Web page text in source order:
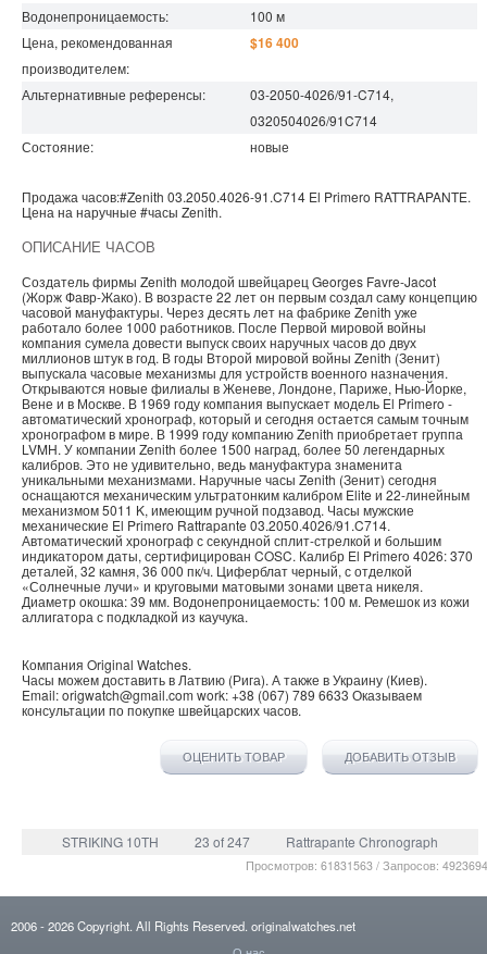
Водонепроницаемость: 100 м
Цена, рекомендованная
производителем:
$16 400
Альтернативные референсы:
03-2050-4026/91-C714,
0320504026/91C714
Состояние:
новые
Продажа часов:#Zenith 03.2050.4026-91.C714 El Primero RATTRAPANTE.
Цена на наручные #часы Zenith.
ОПИСАНИЕ ЧАСОВ
Создатель фирмы Zenith молодой швейцарец Georges Favre-Jacot
(Жорж Фавр-Жако). В возрасте 22 лет он первым создал саму концепцию
часовой мануфактуры. Через десять лет на фабрике Zenith уже
работало более 1000 работников. После Первой мировой войны
компания сумела довести выпуск своих наручных часов до двух
миллионов штук в год. В годы Второй мировой войны Zenith (Зенит)
выпускала часовые механизмы для устройств военного назначения.
Открываются новые филиалы в Женеве, Лондоне, Париже, Нью-Йорке,
Вене и в Москве. В 1969 году компания выпускает модель El Primero -
автоматический хронограф, который и сегодня остается самым точным
хронографом в мире. В 1999 году компанию Zenith приобретает группа
LVMH. У компании Zenith более 1500 наград, более 50 легендарных
калибров. Это не удивительно, ведь мануфактура знаменита
уникальными механизмами. Наручные часы Zenith (Зенит) сегодня
оснащаются механическим ультратонким калибром Elite и 22-линейным
механизмом 5011 K, имеющим ручной подзавод. Часы мужские
механические El Primero Rattrapante 03.2050.4026/91.C714.
Автоматический хронограф с секундной сплит-стрелкой и большим
индикатором даты, сертифицирован COSC. Калибр El Primero 4026: 370
деталей, 32 камня, 36 000 пк/ч. Циферблат черный, с отделкой
«Солнечные лучи» и круговыми матовыми зонами цвета никеля.
Диаметр окошка: 39 мм. Водонепроницаемость: 100 м. Ремешок из кожи
аллигатора с подкладкой из каучука.
Компания Original Watches.
Часы можем доставить в Латвию (Рига). А также вУкраину (Киев).
Email:origwatch@gmail.com work:+38 (067) 789 6633 Оказываем
консультации по покупке швейцарских часов.
ОЦЕНИТЬ ТОВАР ДОБАВИТЬ ОТЗЫВ
STRIKING 10TH 23 of 247 Rattrapante Chronograph
Просмотров: 61831563 / Запросов:
2006- 2026Copyright. All Rights Reserved. originalwatches.net